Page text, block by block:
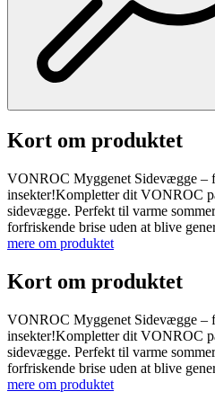
Kort om produktet
VONROC Myggenet Sidevægge –
insekter!Kompletter dit VONROC
sidevægge. Perfekt til varme
forfriskende brise uden at blive
mere om produktet
Kort om produktet
VONROC Myggenet Sidevægge –
insekter!Kompletter dit VONROC
sidevægge. Perfekt til varme
forfriskende brise uden at blive
mere om produktet